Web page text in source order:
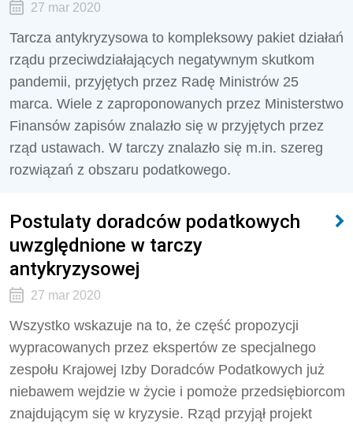
27 mar 2020
Tarcza antykryzysowa to kompleksowy pakiet działań
rządu przeciwdziałających negatywnym skutkom
pandemii, przyjętych przez Radę Ministrów 25
marca. Wiele z zaproponowanych przez Ministerstwo
Finansów zapisów znalazło się w przyjętych przez
rząd ustawach. W tarczy znalazło się m.in. szereg
rozwiązań z obszaru podatkowego.
Postulaty doradców podatkowych
uwzględnione w tarczy
antykryzysowej
27 mar 2020
Wszystko wskazuje na to, że część propozycji
wypracowanych przez ekspertów ze specjalnego
zespołu Krajowej Izby Doradców Podatkowych już
niebawem wejdzie w życie i pomoże przedsiębiorcom
znajdującym się w kryzysie. Rząd przyjął projekt